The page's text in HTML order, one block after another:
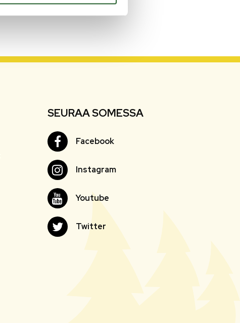
SEURAA SOMESSA
FacebookFacebook
InstagramInstagram
YoutubeYoutube
Twitter Twitter